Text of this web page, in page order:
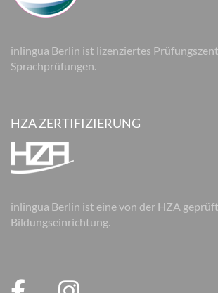
inlingua Berlin ist lizenziertes
Sprachprüfungen.
HZA ZERTIFIZIERUNG
inlingua Berlin ist eine von der HZA
Bildungseinrichtung.